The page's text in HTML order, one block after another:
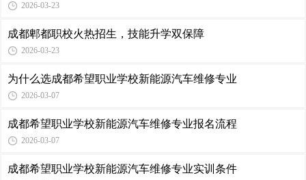
2026-03-23
成都郫都职校火热招生，技能升学双保障
2026-03-23
为什么选成都希望职业学校新能源汽车维修专业
2026-03-07
成都希望职业学校新能源汽车维修专业报名流程
2026-03-07
成都希望职业学校新能源汽车维修专业实训条件